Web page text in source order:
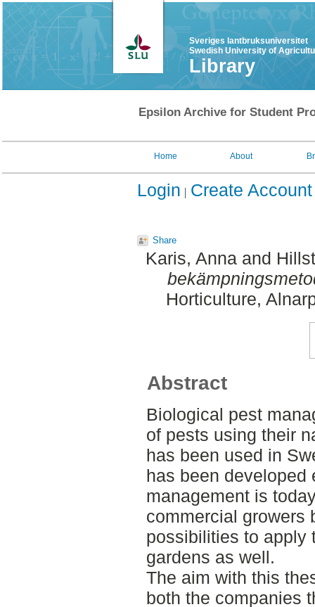
Sveriges lantbruksuniversitet
Swedish University of
Library
Epsilon Archive for Student
Home About
Login Create Account
Share
Karis, Annaand
Horticulture,
Abstract
Biological pest
of pests using their
has been used in
has been developed
management is
commercial growers
possibilities to apply
gardens as well.
The aim with this
both the companies